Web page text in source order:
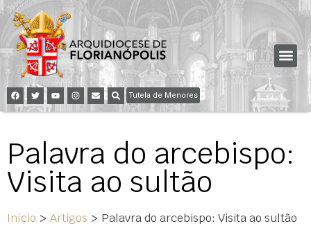
Tutela de Menores
Palavra do arcebispo:
Visita ao sultão
Início > Artigos > Palavra do arcebispo: Visita ao sultão